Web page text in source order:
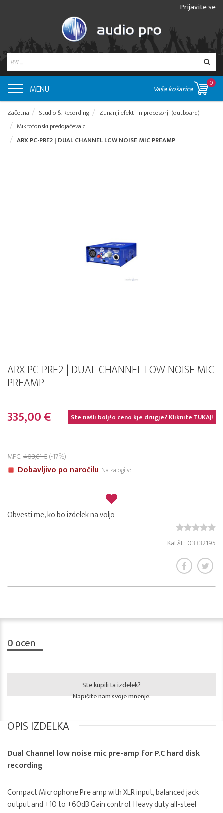
Prijavite se
MENU Vaša košarica
0
Začetna Studio & Recording
Zunanji efekti in procesorji (outboard)
Mikrofonski predojačevalci
ARX PC-PRE2 | DUAL CHANNEL LOW NOISE MIC PREAMP
ARX PC-PRE2 | DUAL CHANNEL LOW NOISE MIC
PREAMP
335,00 € Ste našli boljšo ceno kje drugje? KlikniteTUKAJ!
MPC:403,61 €(-17%)
Dobavljivo po naročilu Na zalogi v:
Obvesti me, ko bo izdelek na voljo
Kat.št.: 03332195
0ocen
Ste kupili ta izdelek?
Napišite nam svoje mnenje.
OPIS IZDELKA
Dual Channel low noise mic pre-amp for P.C hard disk
recording
Compact Microphone Pre amp with XLR input, balanced jack
output and +10 to +60dB Gain control. Heavy duty all-steel